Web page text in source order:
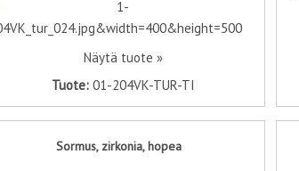
Näytä tuote »
Tuote: 01-204VK-TUR-TI
Sormus, zirkonia, hopea